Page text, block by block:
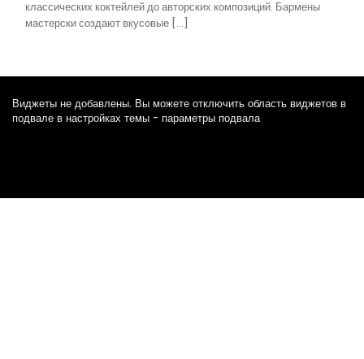
классических коктейлей до авторских композиций. Бармены
мастерски создают вкусовые […]
Виджеты не добавлены. Вы можете отключить область виджетов в
подвале в настройках темы - параметры подвала